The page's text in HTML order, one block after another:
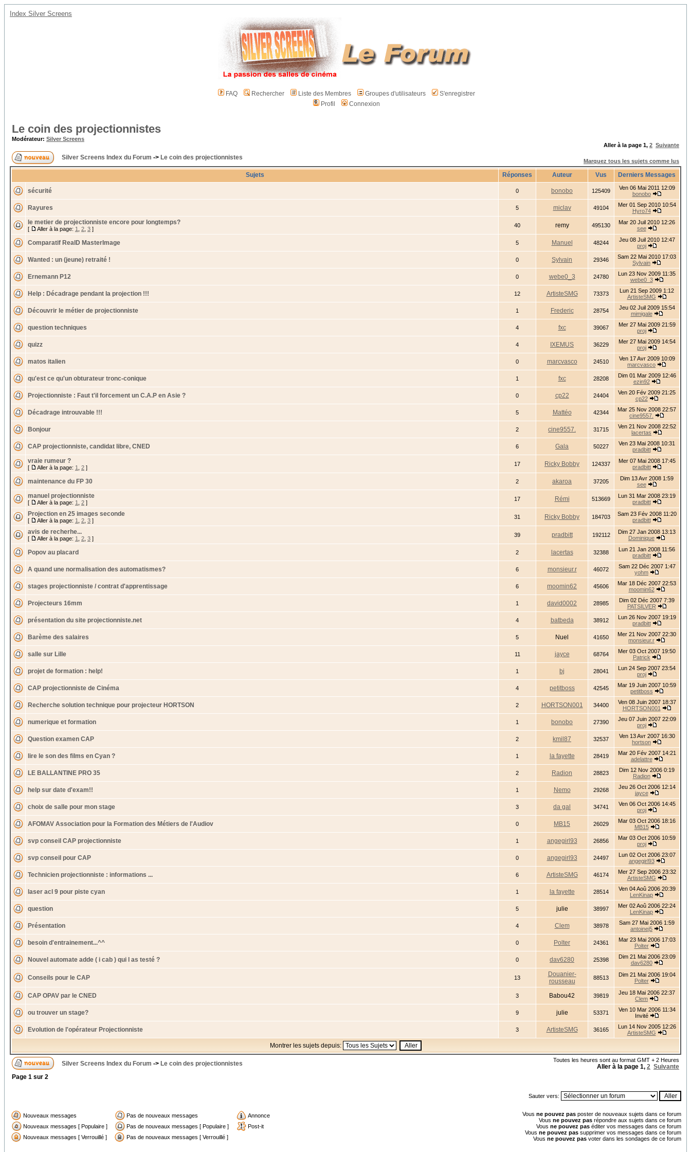
Index Silver Screens
FAQ Rechercher Liste des Membres Groupes d'utilisateurs
S'enregistrer
Profil
Connexion
Le coin des projectionnistes
Modérateur: Silver Screens
Aller à la page 1, 2 Suivante
Silver Screens Index du Forum -> Le coin des projectionnistes Marquez tous les sujets comme lus
Sujets Réponses Auteur Vus Derniers Messages
sécurité 0 bonobo 125409
Ven 06 Mai 2011 12:09
bonobo
Rayures 5 miclav 49104
Mer 01 Sep 2010 10:54
Hyro74
le metier de projectionniste encore pour longtemps?
[ Aller à la page: 1 2 3 ]
40 remy 495130
Mar 20 Juil 2010 12:26
see
Comparatif RealD MasterImage 5 Manuel 48244
Jeu 08 Juil 2010 12:47
proj
Wanted : un (jeune) retraité ! 0 Sylvain 29346
Sam 22 Mai 2010 17:03
Sylvain
Ernemann P12 0 webe0_3 24780
Lun 23 Nov 2009 11:35
webe0_3
Help : Décadrage pendant la projection !!! 12 ArtisteSMG 73373
Lun 21 Sep 2009 1:12
ArtisteSMG
Découvrir le métier de projectionniste 1 Frederic 28754
Jeu 02 Juil 2009 15:54
mimigale
question techniques 4 fxc 39067
Mer 27 Mai 2009 21:59
proj
quizz 4 IXEMUS 36229
Mer 27 Mai 2009 14:54
proj
matos italien 0 marcvasco 24510
Ven 17 Avr 2009 10:09
marcvasco
qu'est ce qu'un obturateur tronc-conique 1 fxc 28208
Dim 01 Mar 2009 12:46
ezin92
Projectionniste : Faut t'il forcement un C.A.P en Asie ? 0 cp22 24404
Ven 20 Fév 2009 21:25
cp22
Décadrage introuvable !!! 5 Mattéo 42344
Mar 25 Nov 2008 22:57
cine9557.
Bonjour 2 cine9557. 31715
Ven 21 Nov 2008 22:52
lacertas
CAP projectionniste, candidat libre, CNED 6 Gala 50227
Ven 23 Mai 2008 10:31
pradbitt
vraie rumeur ?
[ Aller à la page: 1 2 ]
17 Ricky Bobby 124337
Mer 07 Mai 2008 17:45
pradbitt
maintenance du FP 30 2 akaroa 37205
Dim 13 Avr 2008 1:59
see
manuel projectionniste
[ Aller à la page: 1 2 ]
17 Rémi 513669
Lun 31 Mar 2008 23:19
pradbitt
Projection en 25 images seconde
[ Aller à la page: 1 2 3 ]
31 Ricky Bobby 184703
Sam 23 Fév 2008 11:20
pradbitt
avis de recherhe...
[ Aller à la page: 1 2 3 ]
39 pradbitt 192112
Dim 27 Jan 2008 13:13
Dominique
Popov au placard 2 lacertas 32388
Lun 21 Jan 2008 11:56
pradbitt
A quand une normalisation des automatismes? 6 monsieur.r 46072
Sam 22 Déc 2007 1:47
yohm
stages projectionniste / contrat d'apprentissage 6 moomin62 45606
Mar 18 Déc 2007 22:53
moomin62
Projecteurs 16mm 1 david0002 28985
Dim 02 Déc 2007 7:39
PATSILVER
présentation du site projectionniste.net 4 batbeda 38912
Lun 26 Nov 2007 19:19
pradbitt
Barème des salaires 5 Nuel 41650
Mer 21 Nov 2007 22:30
monsieur.r
salle sur Lille 11 jayce 68764
Mer 03 Oct 2007 19:50
Patrick
projet de formation : help! 1 bj 28041
Lun 24 Sep 2007 23:54
proj
CAP projectionniste de Cinéma 4 petitboss 42545
Mar 19 Juin 2007 10:59
petitboss
Recherche solution technique pour projecteur HORTSON 2 HORTSON001 34400
Ven 08 Juin 2007 18:37
HORTSON001
numerique et formation 1 bonobo 27390
Jeu 07 Juin 2007 22:09
proj
Question examen CAP 2 kmil87 32537
Ven 13 Avr 2007 16:30
hortson
lire le son des films en Cyan ? 1 la fayette 28419
Mar 20 Fév 2007 14:21
adelattre
LE BALLANTINE PRO 35 2 Radion 28823
Dim 12 Nov 2006 0:19
Radion
help sur date d'exam!! 1 Nemo 29268
Jeu 26 Oct 2006 12:14
jayce
choix de salle pour mon stage 3 da gal 34741
Ven 06 Oct 2006 14:45
proj
AFOMAV Association pour la Formation des Métiers de l'Audiov 0 MB15 26029
Mar 03 Oct 2006 18:16
MB15
svp conseil CAP projectionniste 1 angegirl93 26856
Mar 03 Oct 2006 10:59
proj
svp conseil pour CAP 0 angegirl93 24497
Lun 02 Oct 2006 23:07
angegirl93
Technicien projectionniste : informations ... 6 ArtisteSMG 46174
Mer 27 Sep 2006 23:32
ArtisteSMG
laser acl 9 pour piste cyan 1 la fayette 28514
Ven 04 Aoû 2006 20:39
LenKinap
question 5 julie 38997
Mer 02 Aoû 2006 22:24
LenKinap
Présentation 4 Clem 38978
Sam 27 Mai 2006 1:59
antoinej5
besoin d'entrainement...^^ 0 Polter 24361
Mar 23 Mai 2006 17:03
Polter
Nouvel automate adde ( i cab ) qui l as testé ? 0 dav6280 25398
Dim 21 Mai 2006 23:09
dav6280
Conseils pour le CAP 13
Douanier-
rousseau
88513
Dim 21 Mai 2006 19:04
Polter
CAP OPAV par le CNED 3 Babou42 39819
Jeu 18 Mai 2006 22:37
Clem
ou trouver un stage? 9 julie 53371
Ven 10 Mar 2006 11:34
Invité
Evolution de l'opérateur Projectionniste 3 ArtisteSMG 36165
Lun 14 Nov 2005 12:26
ArtisteSMG
Montrer les sujets depuis:
Silver Screens Index du Forum -> Le coin des projectionnistes Toutes les heures sont au format GMT + 2 Heures
Aller à la page 1, 2 Suivante
Page 1 sur 2
Sauter vers:
Nouveaux messages Pas de nouveaux messages
Annonce
Nouveaux messages [ Populaire ]
Pas de nouveaux messages [ Populaire ]
Post-it
Nouveaux messages [ Verrouillé ]
Pas de nouveaux messages [ Verrouillé ]
Vous ne pouvez pas poster de nouveaux sujets dans ce forum
Vous ne pouvez pas répondre aux sujets dans ce forum
Vous ne pouvez pas éditer vos messages dans ce forum
Vous ne pouvez pas supprimer vos messages dans ce forum
Vous ne pouvez pas voter dans les sondages de ce forum